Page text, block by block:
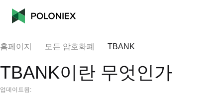
홈페이지 모든 암호화폐 TBANK
TBANK이란 무엇인가
업데이트됨: